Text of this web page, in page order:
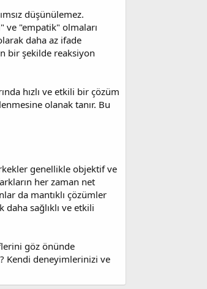
düşünülemez.
ve "empatik" olmaları
daha az ifade
bir şekilde reaksiyon
hızlı ve etkili bir çözüm
olanak tanır. Bu
genellikle objektif ve
her zaman net
da mantıklı çözümler
sağlıklı ve etkili
göz önünde
Kendi deneyimlerinizi ve